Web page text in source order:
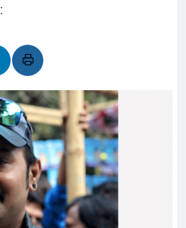
উপদেষ্টা
জনপ্রত্যাশা পূরণে সমঝোতার
হবে : স্বরাষ্ট্রমন্ত্রী
নিরাপদ পানি ব্যবস্থাপনা
ডিসেম্বরের মধ্যে কৃষকদের